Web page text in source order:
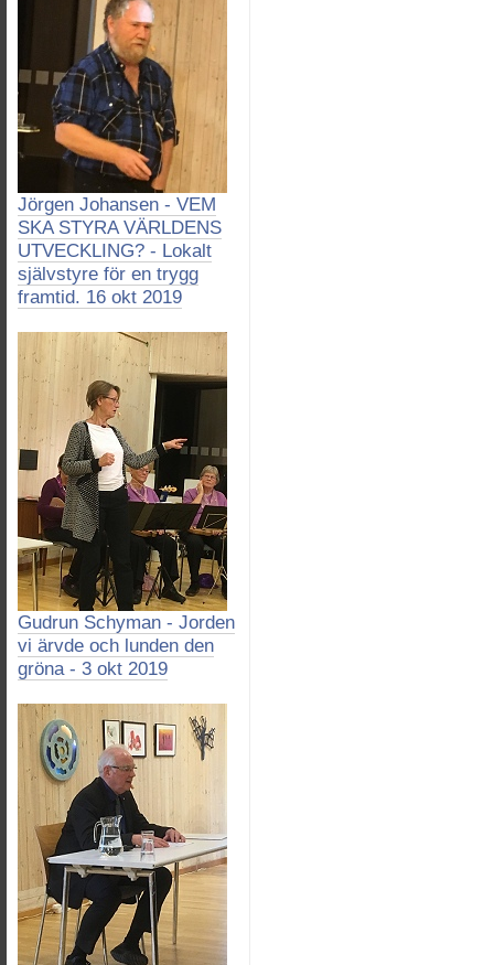
Jörgen Johansen - VEM
SKA STYRA VÄRLDENS
UTVECKLING? - Lokalt
självstyre för en trygg
framtid. 16 okt 2019
Gudrun Schyman - Jorden
vi ärvde och lunden den
gröna - 3 okt 2019